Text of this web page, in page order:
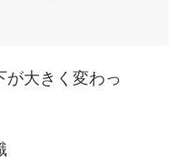
が大きく変わっ